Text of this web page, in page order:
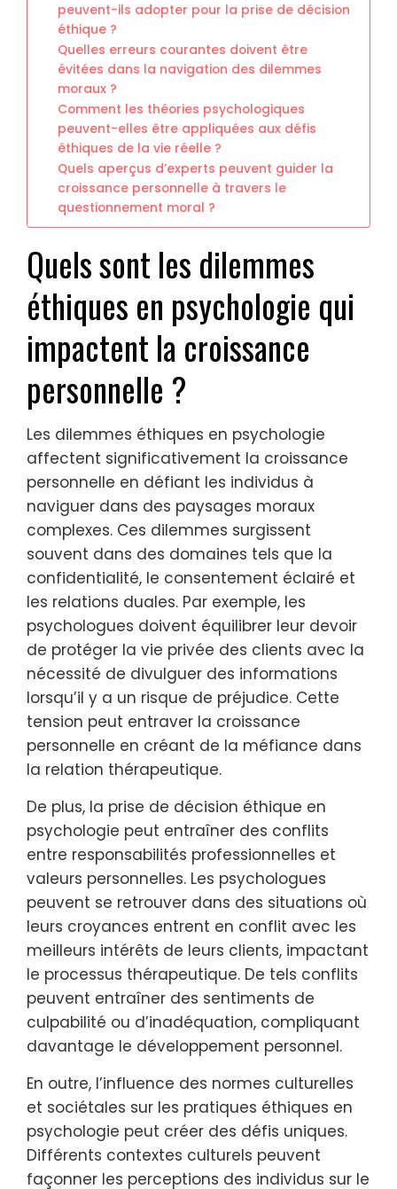
peuvent-ils adopter pour la prise de décision
éthique ?
Quelles erreurs courantes doivent être
évitées dans la navigation des dilemmes
moraux ?
Comment les théories psychologiques
peuvent-elles être appliquées aux défis
éthiques de la vie réelle ?
Quels aperçus d’experts peuvent guider la
croissance personnelle à travers le
questionnement moral ?
Quels sont les dilemmes
éthiques en psychologie qui
impactent la croissance
personnelle ?
Les dilemmes éthiques en psychologie
affectent significativement la croissance
personnelle en défiant les individus à
naviguer dans des paysages moraux
complexes. Ces dilemmes surgissent
souvent dans des domaines tels que la
confidentialité, le consentement éclairé et
les relations duales. Par exemple, les
psychologues doivent équilibrer leur devoir
de protéger la vie privée des clients avec la
nécessité de divulguer des informations
lorsqu’il y a un risque de préjudice. Cette
tension peut entraver la croissance
personnelle en créant de la méfiance dans
la relation thérapeutique.
De plus, la prise de décision éthique en
psychologie peut entraîner des conflits
entre responsabilités professionnelles et
valeurs personnelles. Les psychologues
peuvent se retrouver dans des situations où
leurs croyances entrent en conflit avec les
meilleurs intérêts de leurs clients, impactant
le processus thérapeutique. De tels conflits
peuvent entraîner des sentiments de
culpabilité ou d’inadéquation, compliquant
davantage le développement personnel.
En outre, l’influence des normes culturelles
et sociétales sur les pratiques éthiques en
psychologie peut créer des défis uniques.
Différents contextes culturels peuvent
façonner les perceptions des individus sur le